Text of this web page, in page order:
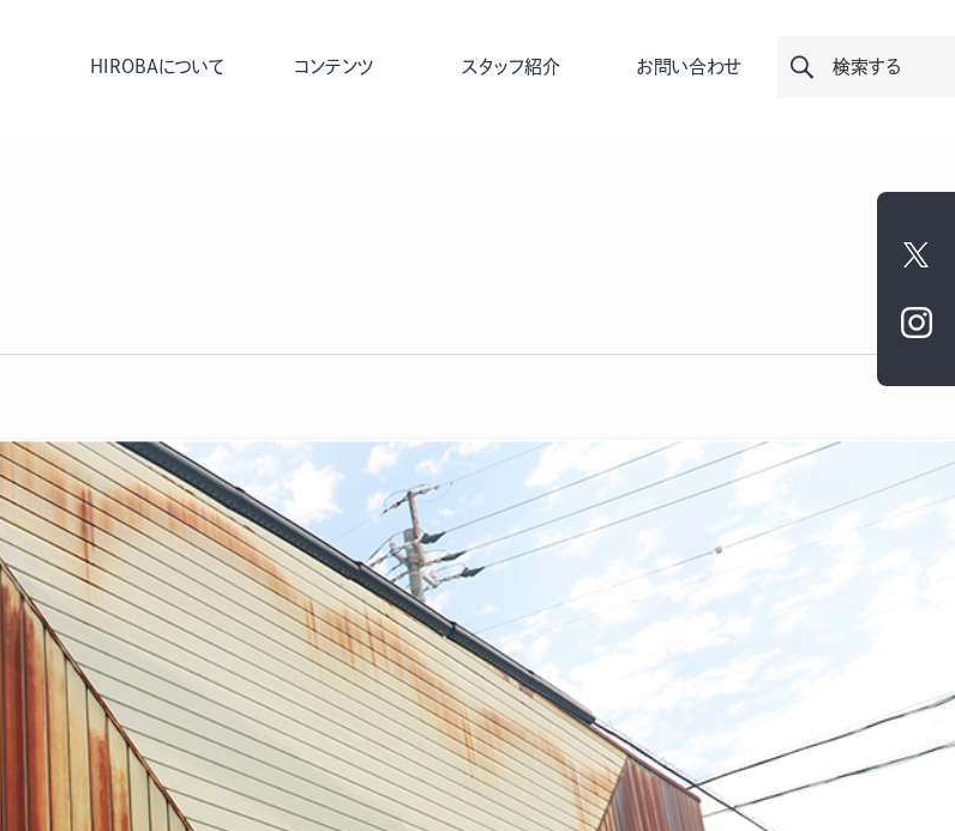
HIROBAについて コンテンツ スタッフ紹介 お問い合わせ 検索する